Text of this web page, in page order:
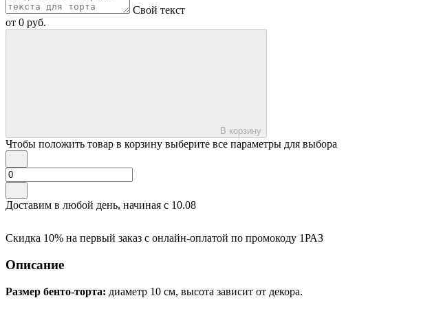
Свой текст
от 0 руб.
В корзину
Чтобы положить товар в корзину выберите все параметры для выбора
Доставим в любой день, начиная с 10.08
Скидка 10% на первый заказ с онлайн-оплатой по промокоду 1РАЗ
Описание
Размер бенто-торта: диаметр 10 см, высота зависит от декора.